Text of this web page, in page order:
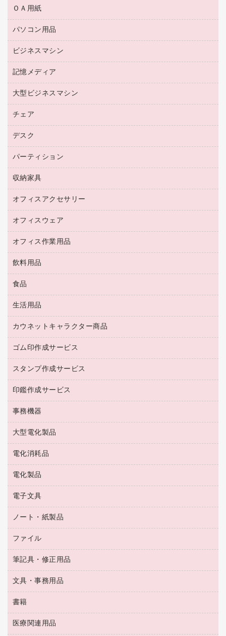
互換インクカートリッジ
リサイクルトナー（リターン方式）
リサイクルトナー（プール方式）
リサイクルインクカートリッジ
プリンタ用リボン
トナーカートリッジ
コピートナー
インクカートリッジ
ＯＡ用紙
名刺用紙
帳票用紙／フォーム用紙
ワープロ用紙
ラベル用紙
プロッター用紙
ハガキ用紙
その他コピー用紙・プリンタ用紙
コピー用紙
パソコン用品
パソコン周辺機器
各種ケーブル
マウスパッド
マウス
パソコンバッグ／収納用品
ネットワーク／ＬＡＮ機器
ネットワーク／ＬＡＮアクセサリー
セキュリティ用品
ＵＳＢハブ／ＵＳＢアクセサリー
ＯＡフィルター
ＯＡクリーナー／エアダスター
ＨＤＤ／ＳＳＤ
ディスプレイモニター
ビジネスマシン
電話機
レーザープリンタ／複合機
メモリーカード
プロジェクタ
ファクシミリ
デジタルカメラ
スキャナー
コピー機
記憶メディア
ブルーレイディスク
ＣＤ－ＲＷ
ＣＤ－Ｒ
メディア収納用品
大型ビジネスマシン
プリンタ
チェア
応接イス・ベンチ
オフィスチェア
デスク
ミーティングテーブル
デスク
カウンター
パーティション
ホワイトボード・黒板
収納家具
保管庫・書庫
ロッカー・下駄箱
その他収納
オフィスアクセサリー
オフィスアクセサリー
オフィスウェア
医療・介護・ワーキングウェア
ブラウス・シャツ
アウター
オフィス作業用品
養生用品
防災用品
防災用備蓄食品・飲料
台車・脚立
倉庫収納用品
作業用雑貨
梱包用品
梱包用テープ
園芸用品
ペット用品
飲料用品
緑茶飲料
茶葉・インスタント
紅茶・バラエティ飲料
レギュラーコーヒー
ミルク・シュガー
ソフトドリンク
コーヒーメーカー・備品
インスタントコーヒー
食品
食品
菓子
生活用品
浴室用品
台所用洗剤
掃除用品
掃除用洗剤
洗濯用品
消臭・芳香剤
殺虫剤
飲食用消耗品
ハンドソープ・石鹸
トイレ用品
トイレ用洗剤
ティッシュペーパー
ダストボックス
タオル・アメニティ用品
スリッパ・サンダル・シューズ
カウネットキャラクター商品
カウネットキャラクター商品
ゴム印作成サービス
ゴム印作成サービス
ゴム印（一行印）作成サービス
ゴム印（フリーサイズ印）作成サービス
スタンプ作成サービス
シヤチハタスタンプ作成サービス
カウネットスタンプ作成サービス
印鑑作成サービス
印鑑作成サービス
事務機器
大型シュレッダー（共配）
レーザーポインター
ラミネートフィルム
ラミネータ
タイムレコーダー
シュレッダ
ＯＨＰ用品
大型電化製品
冷蔵庫・キッチン・調理家電
テレビ・ＡＶ機器
電化消耗品
電球・蛍光灯
乾電池・充電池
フィルム・カメラ用品
デスクライト
アルバム
電化製品
掃除機・クリーナー
空調・季節家電
その他電化製品
キッチン・調理家電
ＯＡタップ／延長コード
電子文具
電卓
ラベルテープ
その他電子文具
ノート・紙製品
封筒
粘着メモ
伝票
典礼用品
帳簿
額縁
ファイル
名刺整理用品
板目表紙・綴込表紙
背幅が伸びるファイル
統一伝票用ファイル
収納保存用品
筆記具・修正用品
万年筆
筆ペン
消しゴム
修正液・修正ペン
文具・事務用品
輪ゴム
両面テープ
名札
書籍
パソコンソフト
医療関連用品